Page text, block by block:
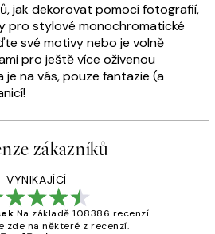
jak dekorovat pomocí fotografií,
pro stylové monochromatické
své motivy nebo je volně
pro ještě více oživenou
na vás, pouze fantazie (a
zákazníků
VYNIKAJÍCÍ
Na základě 108386 recenzí.
zde na některé z recenzí.